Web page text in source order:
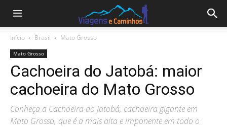
Início Brasil Mato Grosso
Mato Grosso
Cachoeira do Jatobá: maior
cachoeira do Mato Grosso
Conheça a Cachoeira do Jatobá, cachoeira gigante em
Mato Grosso, que é a mais alta e imponente em todo o